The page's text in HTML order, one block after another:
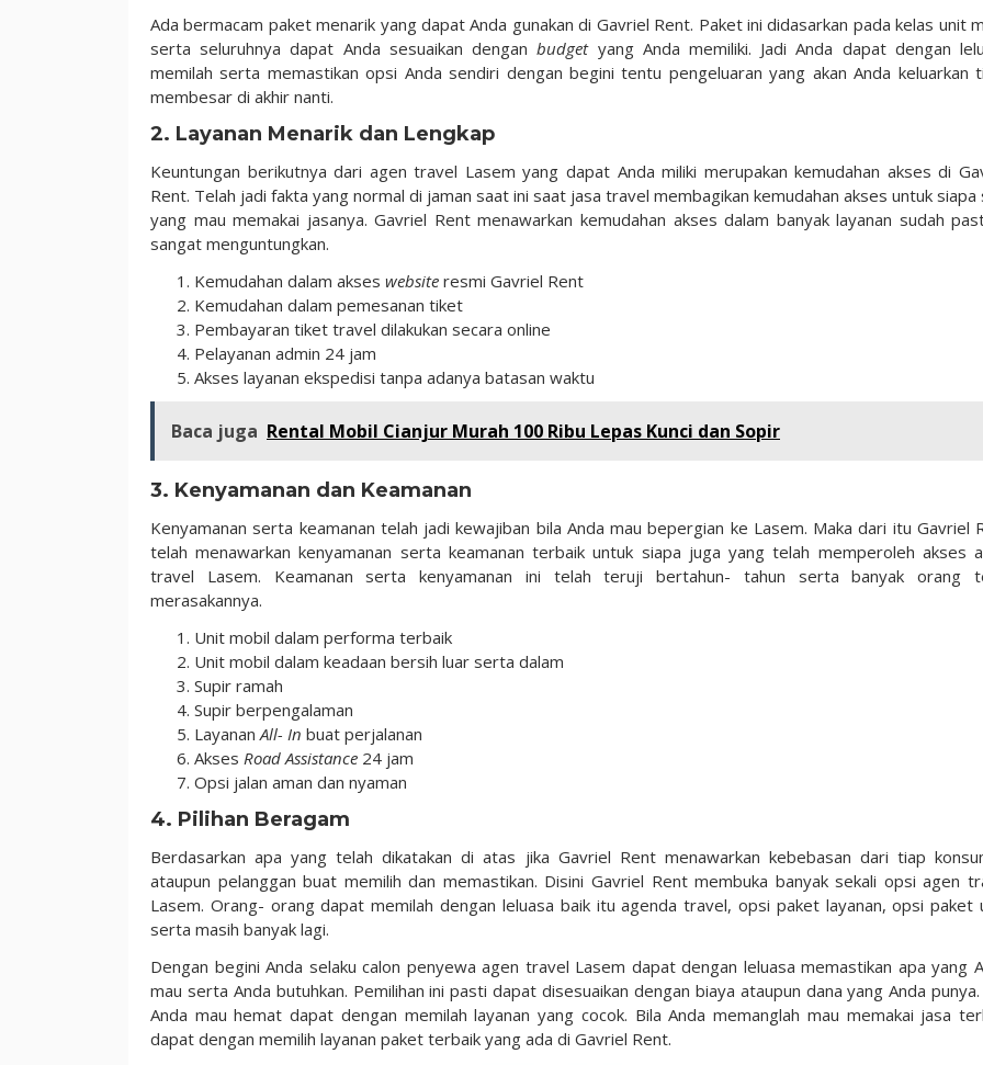
Ada bermacam paket menarik yang dapat Anda gunakan di Gavriel Rent. Paket ini didasarkan pada kelas unit
serta seluruhnya dapat Anda sesuaikan denganbudgetyang Anda memiliki. Jadi Anda dapat dengan
memilah serta memastikan opsi Anda sendiri dengan begini tentu pengeluaran yang akan Anda keluarkan
membesar di akhir nanti.
2. Layanan Menarik dan Lengkap
Keuntungan berikutnya dari agen travel Lasem yang dapat Anda miliki merupakan kemudahan akses di
Rent. Telah jadi fakta yang normal di jaman saat ini saat jasa travel membagikan kemudahan akses untuk siapa
yang mau memakai jasanya. Gavriel Rent menawarkan kemudahan akses dalam banyak layanan sudah
sangat menguntungkan.
Kemudahan dalam akses website resmi Gavriel Rent
Kemudahan dalam pemesanan tiket
Pembayaran tiket travel dilakukan secara online
Pelayanan admin 24 jam
Akses layanan ekspedisi tanpa adanya batasan waktu
Baca juga Rental Mobil Cianjur Murah 100 Ribu Lepas Kunci dan Sopir
3. Kenyamanan dan Keamanan
Kenyamanan serta keamanan telah jadi kewajiban bila Anda mau bepergian ke Lasem. Maka dari itu Gavriel
telah menawarkan kenyamanan serta keamanan terbaik untuk siapa juga yang telah memperoleh akses
travel Lasem. Keamanan serta kenyamanan ini telah teruji bertahun- tahun serta banyak orang
merasakannya.
Unit mobil dalam performa terbaik
Unit mobil dalam keadaan bersih luar serta dalam
Supir ramah
Supir berpengalaman
Layanan All- In buat perjalanan
Akses Road Assistance 24 jam
Opsi jalan aman dan nyaman
4. Pilihan Beragam
Berdasarkan apa yang telah dikatakan di atas jika Gavriel Rent menawarkan kebebasan dari tiap
ataupun pelanggan buat memilih dan memastikan. Disini Gavriel Rent membuka banyak sekali opsi agen
Lasem. Orang- orang dapat memilah dengan leluasa baik itu agenda travel, opsi paket layanan, opsi paket
serta masih banyak lagi.
Dengan begini Anda selaku calon penyewa agen travel Lasem dapat dengan leluasa memastikan apa yang
mau serta Anda butuhkan. Pemilihan ini pasti dapat disesuaikan dengan biaya ataupun dana yang Anda punya.
Anda mau hemat dapat dengan memilah layanan yang cocok. Bila Anda memanglah mau memakai jasa
dapat dengan memilih layanan paket terbaik yang ada di Gavriel Rent.